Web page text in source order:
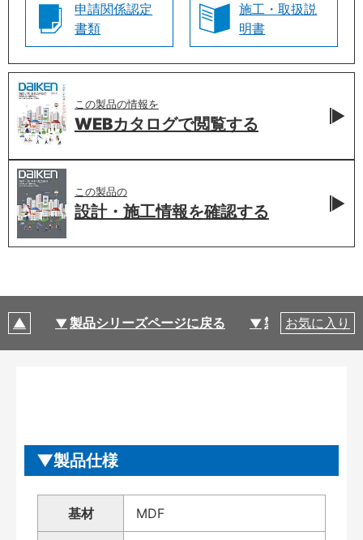
申請関係認定
書類
施工・取扱説
明書
この製品の情報を
WEBカタログで閲覧する
この製品の
設計・施工情報を確認する
製品シリーズページに戻る 製品仕様
お気に入り
製品仕様
基材 MDF